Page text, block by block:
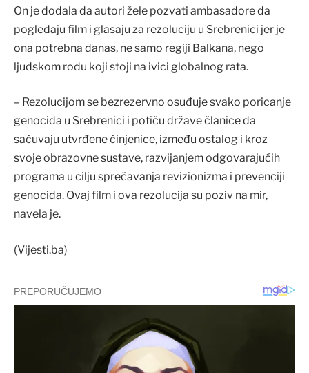
On je dodala da autori žele pozvati ambasadore da
pogledaju film i glasaju za rezoluciju u Srebrenici jer je
ona potrebna danas, ne samo regiji Balkana, nego
ljudskom rodu koji stoji na ivici globalnog rata.
– Rezolucijom se bezrezervno osuđuje svako poricanje
genocida u Srebrenici i potiču države članice da
sačuvaju utvrđene činjenice, između ostalog i kroz
svoje obrazovne sustave, razvijanjem odgovarajućih
programa u cilju sprečavanja revizionizma i prevenciji
genocida. Ovaj film i ova rezolucija su poziv na mir,
navela je.
(Vijesti.ba)